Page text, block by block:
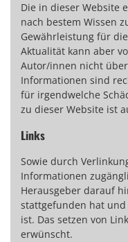
Die in dieser Website
nach bestem Wissen
Gewährleistung für
Aktualität kann aber
Autor/innen nicht
Informationen sind
für irgendwelche
zu dieser Website ist
Links
Sowie durch
Informationen
Herausgeber darauf
stattgefunden hat und
ist. Das setzen von
erwünscht.